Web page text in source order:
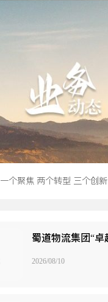
一个聚焦 两个转型 三个创新
2026/08/10